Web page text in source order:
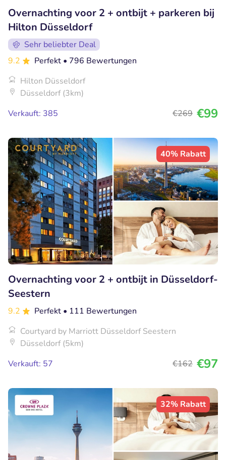
Overnachting voor 2 + ontbijt + parkeren bij
Hilton Düsseldorf
Sehr beliebter Deal
9.2
Perfekt • 796 Bewertungen
Hilton Düsseldorf
Düsseldorf (3km)
Verkauft: 385
€269 €99
40% Rabatt
Overnachting voor 2 + ontbijt in Düsseldorf-
Seestern
9.2 Perfekt • 111 Bewertungen
Courtyard by Marriott Düsseldorf Seestern
Düsseldorf (5km)
Verkauft: 57
€162 €97
32% Rabatt